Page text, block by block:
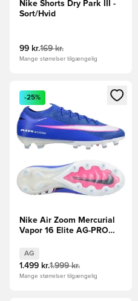
Nike Shorts Dry Park III -
Sort/Hvid
99 kr.169 kr.
Mange størrelser tilgængelig
Åbner en Modal til at logge
-25%
Nike Air Zoom Mercurial
Vapor 16 Elite AG-PRO
AG
1.499 kr.1.999 kr.
Mange størrelser tilgængelig